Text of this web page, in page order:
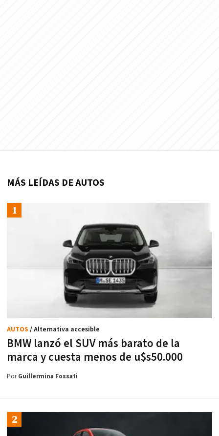
MÁS LEÍDAS DE AUTOS
BMW lanzó el SUV más barato de la
marca y cuesta menos de u$s50.000
AUTOS / Alternativa accesible
PorGuillermina Fossati